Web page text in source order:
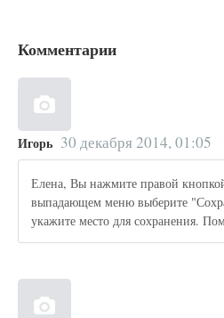
Комментарии
Игорь 30 декабря 2014, 01:05
Елена, Вы нажмите правой
выпадающем меню выберите
укажите место для сохранения.